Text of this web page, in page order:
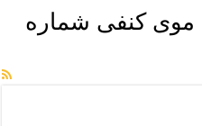
موی کنفی شماره